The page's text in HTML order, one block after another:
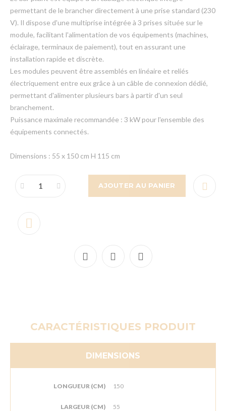
permettant de le brancher directement à une prise standard (230
V). Il dispose d'une multiprise intégrée à 3 prises située sur le
module, facilitant l'alimentation de vos équipements (machines,
éclairage, terminaux de paiement), tout en assurant une
installation rapide et discrète.
Les modules peuvent être assemblés en linéaire et reliés
électriquement entre eux grâce à un câble de connexion dédié,
permettant d'alimenter plusieurs bars à partir d'un seul
branchement.
Puissance maximale recommandée : 3 kW pour l'ensemble des
équipements connectés.
Dimensions : 55 x 150 cm H 115 cm
AJOUTER AU PANIER
CARACTÉRISTIQUES PRODUIT
DIMENSIONS
LONGUEUR (CM) 150
LARGEUR (CM) 55